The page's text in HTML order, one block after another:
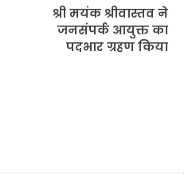
श्री मयंक श्रीवास्तव ने
जनसंपर्क आयुक्त का
पदभार ग्रहण किया